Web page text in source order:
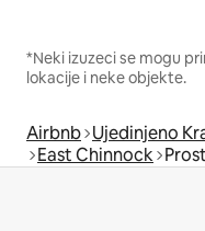
*Neki izuzeci se mogu
lokacije i neke objekte.
Airbnb Ujedinjeno
East Chinnock